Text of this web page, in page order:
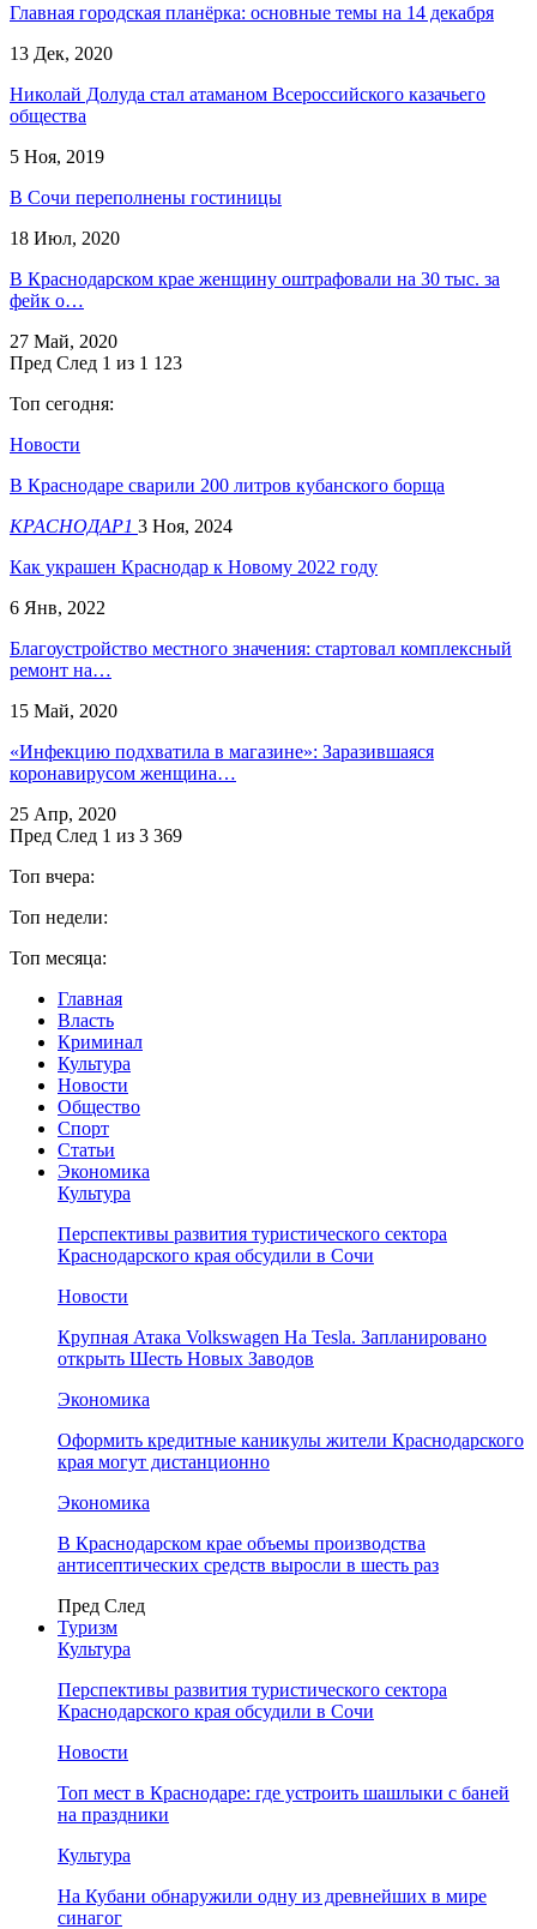
Главная городская планёрка: основные темы на 14 декабря
13 Дек, 2020
Николай Долуда стал атаманом Всероссийского казачьего
общества
5 Ноя, 2019
В Сочи переполнены гостиницы
18 Июл, 2020
В Краснодарском крае женщину оштрафовали на 30 тыс. за
фейк о…
27 Май, 2020
Пред След 1 из 1 123
Топ сегодня:
Новости
В Краснодаре сварили 200 литров кубанского борща
КРАСНОДАР1 3 Ноя, 2024
Как украшен Краснодар к Новому 2022 году
6 Янв, 2022
Благоустройство местного значения: стартовал комплексный
ремонт на…
15 Май, 2020
«Инфекцию подхватила в магазине»: Заразившаяся
коронавирусом женщина…
25 Апр, 2020
Пред След 1 из 3 369
Топ вчера:
Топ недели:
Топ месяца:
Главная
Власть
Криминал
Культура
Новости
Общество
Спорт
Статьи
Экономика
Культура
Перспективы развития туристического сектора
Краснодарского края обсудили в Сочи
Новости
Крупная Атака Volkswagen На Tesla. Запланировано
открыть Шесть Новых Заводов
Экономика
Оформить кредитные каникулы жители Краснодарского
края могут дистанционно
Экономика
В Краснодарском крае объемы производства
антисептических средств выросли в шесть раз
Пред След
Туризм
Культура
Перспективы развития туристического сектора
Краснодарского края обсудили в Сочи
Новости
Топ мест в Краснодаре: где устроить шашлыки с баней
на праздники
Культура
На Кубани обнаружили одну из древнейших в мире
синагог